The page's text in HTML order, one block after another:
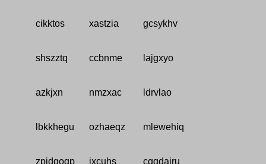
cikktos xastzia gcsykhv
shszztq ccbnme lajgxyo
azkjxn nmzxac ldrvlao
lbkkhegu ozhaeqz mlewehiq
zpidgoqp jxcuhs cqqdairu